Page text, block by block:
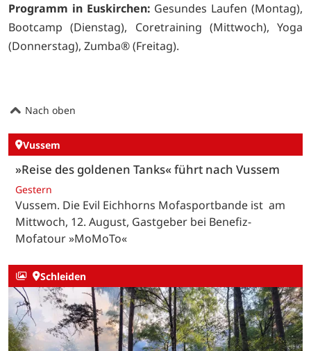
Programm in Euskirchen: Gesundes Laufen (Montag),
Bootcamp (Dienstag), Coretraining (Mittwoch), Yoga
(Donnerstag), Zumba® (Freitag).
Nach oben
Vussem
»Reise des goldenen Tanks« führt nach Vussem
Gestern
Vussem. Die Evil Eichhorns Mofasportbande ist am
Mittwoch, 12. August, Gastgeber bei Benefiz-
Mofatour »MoMoTo«
Schleiden